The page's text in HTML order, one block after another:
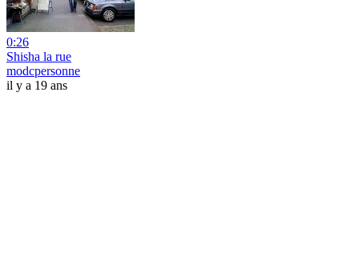
0:26
Shisha la rue
modcpersonne
il y a 19 ans